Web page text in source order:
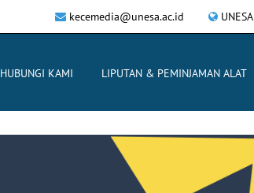
UNESA
kecemedia@unesa.ac.id
HUBUNGI KAMI LIPUTAN & PEMINJAMAN ALAT